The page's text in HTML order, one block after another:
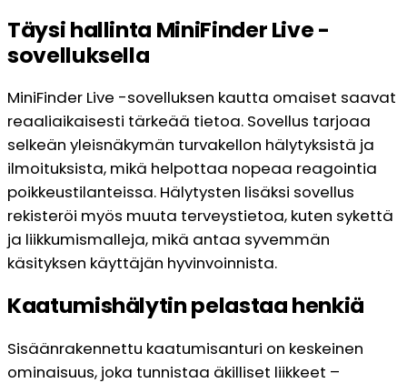
Täysi hallinta MiniFinder Live -
sovelluksella
MiniFinder Live -sovelluksen kautta omaiset saavat
reaaliaikaisesti tärkeää tietoa. Sovellus tarjoaa
selkeän yleisnäkymän turvakellon hälytyksistä ja
ilmoituksista, mikä helpottaa nopeaa reagointia
poikkeustilanteissa. Hälytysten lisäksi sovellus
rekisteröi myös muuta terveystietoa, kuten sykettä
ja liikkumismalleja, mikä antaa syvemmän
käsityksen käyttäjän hyvinvoinnista.
Kaatumishälytin pelastaa henkiä
Sisäänrakennettu kaatumisanturi on keskeinen
ominaisuus, joka tunnistaa äkilliset liikkeet –